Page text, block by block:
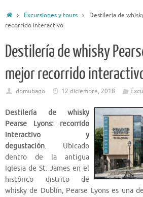
InicioExcursiones y tours
Destilería de
recorrido interactivo
Destilería de whisky
mejor recorrido
dpmubago 12 diciembre, 2018
Destilería de whisky
Pearse Lyons: recorrido
interactivo y
degustación. Ubicado
dentro de la antigua
Iglesia de St. James en el
histórico distrito de
whisky de Dublín, Pearse Lyons es una